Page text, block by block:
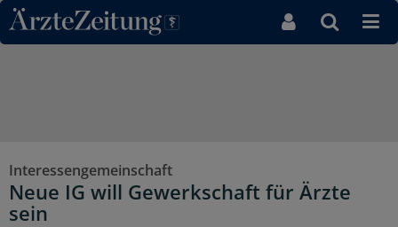
Direkt zum Inhaltsbereich
Interessengemeinschaft
Neue IG will Gewerkschaft für Ärzte
sein